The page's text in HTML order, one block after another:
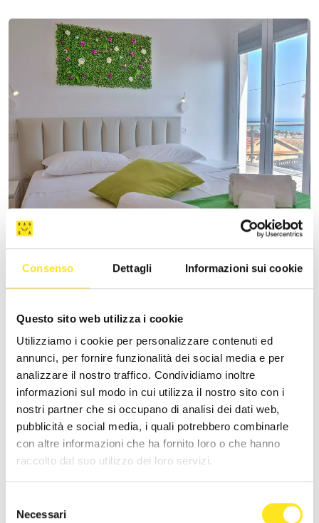
Consenso Dettagli Informazioni sui cookie
Questo sito web utilizza i cookie
Utilizziamo i cookie per personalizzare contenuti ed
annunci, per fornire funzionalità dei social media e per
analizzare il nostro traffico. Condividiamo inoltre
informazioni sul modo in cui utilizza il nostro sito con i
nostri partner che si occupano di analisi dei dati web,
pubblicità e social media, i quali potrebbero combinarle
con altre informazioni che ha fornito loro o che hanno
raccolto dal suo utilizzo dei loro servizi.
delNecessari
VILLA VANI
+393335085250